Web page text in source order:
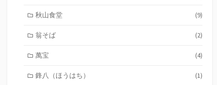
秋山食堂 (9)
翁そば (2)
萬宝 (4)
鋒八（ほうはち） (1)